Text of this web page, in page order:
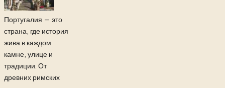
Португалия — это
страна, где история
жива в каждом
камне, улице и
традиции. От
древних римских